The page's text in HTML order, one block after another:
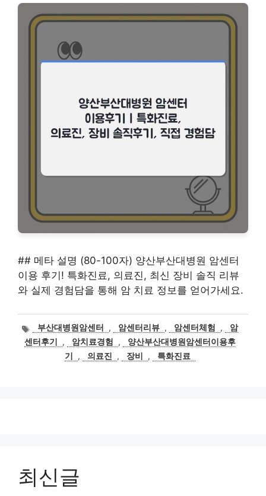
## 메타 설명 (80-100자) 양산부산대병원 암센터
이용 후기! 특화진료, 의료진, 최신 장비 솔직 리뷰
와 실제 경험담을 통해 암 치료 정보를 얻어가세요.
태
그
부산대병원암센터 , 암센터리뷰 , 암센터체험 ,
암
센터후기
, 암치료경험 ,
양산부산대병원암센터이용후
기
, 의료진 , 장비 , 특화진료
최신글